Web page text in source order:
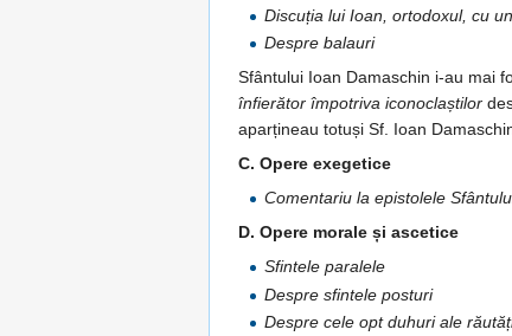
Discuția lui Ioan, ortodoxul, cu
Despre balauri
Sfântului Ioan Damaschin i-au mai
înfierător împotriva iconoclaștilor
aparțineau totuși Sf. Ioan
C. Opere exegetice
Comentariu la epistolele
D. Opere morale și ascetice
Sfintele paralele
Despre sfintele posturi
Despre cele opt duhuri ale